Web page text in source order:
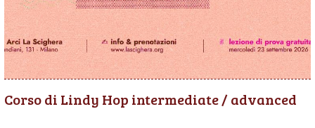
Corso di Lindy Hop intermediate / advanced